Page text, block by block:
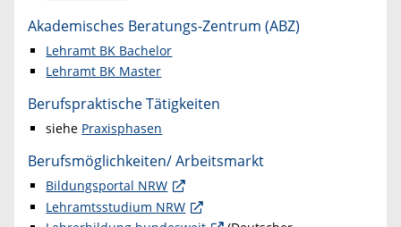
Akademisches Beratungs-Zentrum (ABZ)
Lehramt BK Bachelor
Lehramt BK Master
Berufspraktische Tätigkeiten
siehe Praxisphasen
Berufsmöglichkeiten/ Arbeitsmarkt
Bildungsportal NRW
Lehramtsstudium NRW